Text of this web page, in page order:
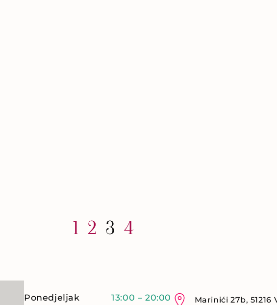
1 2 3 4
Ponedjeljak 13:00 – 20:00 Marinići 27b, 51216